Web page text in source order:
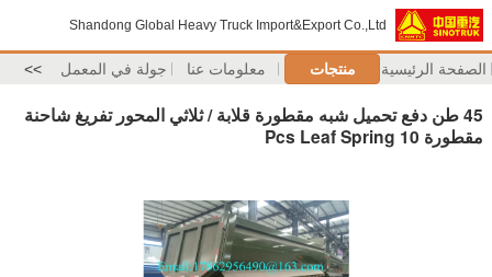
Shandong Global Heavy Truck Import&Export Co.,Ltd
الصفحة الرئيسية منتجات معلومات عنا جولة في المعمل >>
45 طن دفع تحميل شبه مقطورة قلابة / ثلاثي المحور تفريغ شاحنة
مقطورة 10 Pcs Leaf Spring